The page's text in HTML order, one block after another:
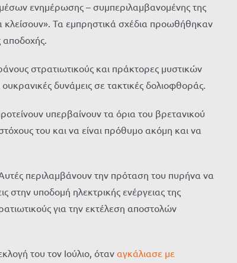
ενημέρωσης – συμπεριλαμβανομένης της
κλείσουν». Τα εμπρηστικά σχέδια προωθήθηκαν
αποδοχής.
στρατιωτικούς και πράκτορες μυστικών
δυνάμεις σε τακτικές δολιοφθοράς.
υπερβαίνουν τα όρια του βρετανικού
του και να είναι πρόθυμο ακόμη και να
περιλαμβάνουν την πρόταση του πυρήνα να
στην υποδομή ηλεκτρικής ενέργειας της
για την εκτέλεση αποστολών
του τον Ιούλιο, όταν αγκάλιασε με